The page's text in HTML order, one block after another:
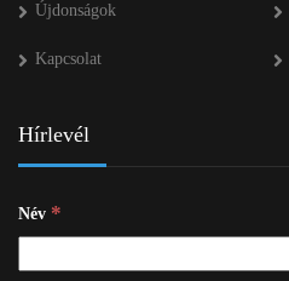
Újdonságok
Kapcsolat
Hírlevél
Név *